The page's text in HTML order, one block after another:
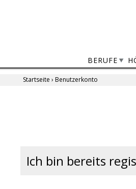
BERUFE
Startseite › Benutzerkonto
Ich bin bereits